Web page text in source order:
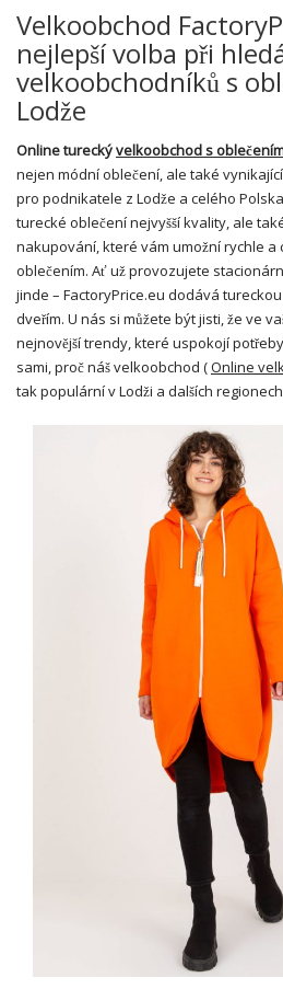
Velkoobchod
nejlepší volba při
velkoobchodníků s
Lodže
Online tureckývelkoobchod s
nejen módní oblečení, ale také
pro podnikatele z Lodže a celého
turecké oblečení nejvyšší kvality, ale
nakupování, které vám umožní rychle
oblečením. Ať už provozujete
jinde – FactoryPrice.eu dodává
dveřím. U nás si můžete být jisti, že ve
nejnovější trendy, které uspokojí
sami, proč náš velkoobchod (Online
tak populární v Lodži a dalších